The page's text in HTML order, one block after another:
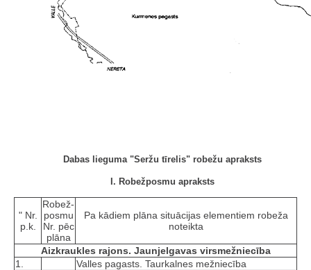
Dabas lieguma "Seržu tīrelis" robežu apraksts
I. Robežposmu apraksts
" Nr.
p.k.
Robež­
posmu
Nr. pēc
plāna
Pa kādiem plāna situācijas elementiem robeža
noteikta
Aizkraukles rajons. Jaunjelgavas virsmežniecība
1.
Valles pagasts. Taurkalnes mežniecība